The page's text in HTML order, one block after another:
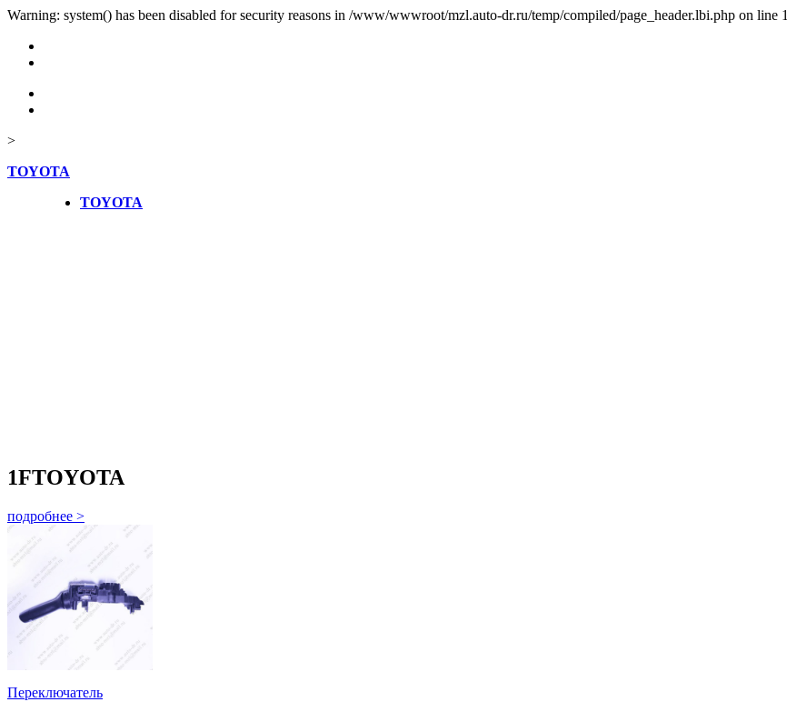
Warning: system() has been disabled for security reasons in /www/wwwroot/mzl.auto-dr.ru/temp/compiled/page_header.lbi.php on line 1
>
TOYOTA
TOYOTA
1FTOYOTA
подробнее >
Переключатель